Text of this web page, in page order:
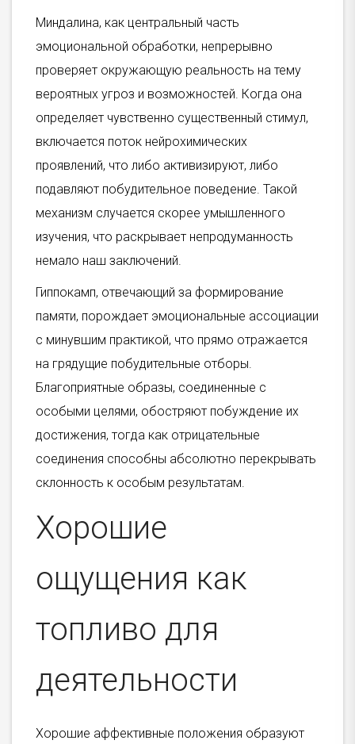
Миндалина, как центральный часть
эмоциональной обработки, непрерывно
проверяет окружающую реальность на тему
вероятных угроз и возможностей. Когда она
определяет чувственно существенный стимул,
включается поток нейрохимических
проявлений, что либо активизируют, либо
подавляют побудительное поведение. Такой
механизм случается скорее умышленного
изучения, что раскрывает непродуманность
немало наш заключений.
Гиппокамп, отвечающий за формирование
памяти, порождает эмоциональные ассоциации
с минувшим практикой, что прямо отражается
на грядущие побудительные отборы.
Благоприятные образы, соединенные с
особыми целями, обостряют побуждение их
достижения, тогда как отрицательные
соединения способны абсолютно перекрывать
склонность к особым результатам.
Хорошие
ощущения как
топливо для
деятельности
Хорошие аффективные положения образуют